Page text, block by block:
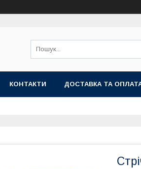
КОНТАКТИ ДОСТАВКА ТА